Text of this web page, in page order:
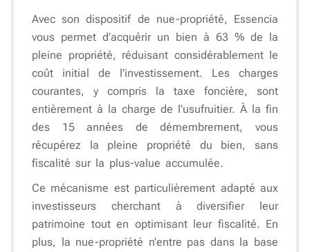
Avec son dispositif de nue-propriété, Essencia
vous permet d’acquérir un bien à 63 % de la
pleine propriété, réduisant considérablement le
coût initial de l’investissement. Les charges
courantes, y compris la taxe foncière, sont
entièrement à la charge de l’usufruitier. À la fin
des 15 années de démembrement, vous
récupérez la pleine propriété du bien, sans
fiscalité sur la plus-value accumulée.
Ce mécanisme est particulièrement adapté aux
investisseurs cherchant à diversifier leur
patrimoine tout en optimisant leur fiscalité. En
plus, la nue-propriété n’entre pas dans la base